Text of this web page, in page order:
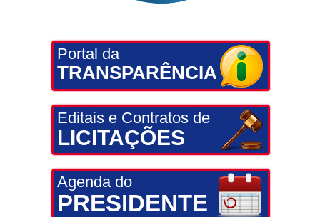
Portal da
TRANSPARÊNCIA
Editais e Contratos de
LICITAÇÕES
Agenda do
PRESIDENTE